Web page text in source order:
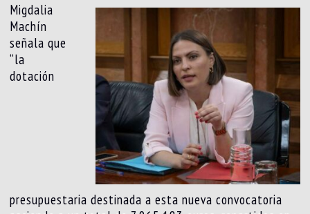
Migdalia
Machín
señala que
“la
dotación
presupuestaria destinada a esta nueva convocatoria